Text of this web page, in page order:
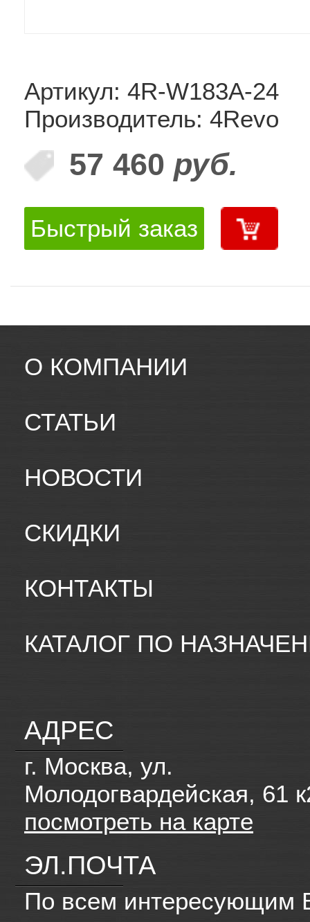
Артикул: 4R-W183A-24
Производитель: 4Revo
57 460 руб.
Быстрый заказ
О КОМПАНИИ
СТАТЬИ
НОВОСТИ
СКИДКИ
КОНТАКТЫ
КАТАЛОГ ПО
АДРЕС
г. Москва, ул.
Молодогвардейская, 61
посмотреть на карте
ЭЛ.ПОЧТА
По всем интересующим